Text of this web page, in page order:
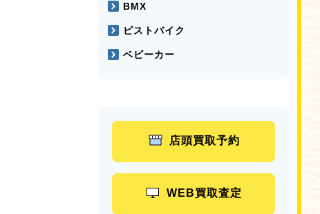
BMX
ピストバイク
ベビーカー
店頭買取予約
WEB買取査定